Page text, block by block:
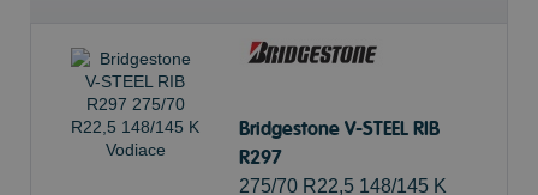
Bridgestone V-STEEL RIB
R297
275/70 R22,5 148/145 K